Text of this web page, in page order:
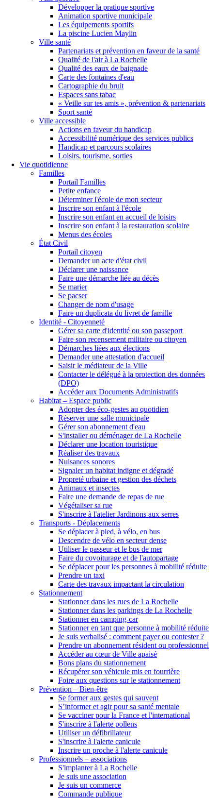
Développer la pratique sportive
Animation sportive municipale
Les équipements sportifs
La piscine Lucien Maylin
Ville santé
Partenariats et prévention en faveur de la santé
Qualité de l'air à La Rochelle
Qualité des eaux de baignade
Carte des fontaines d'eau
Cartographie du bruit
Espaces sans tabac
« Veille sur tes amis », prévention & partenariats
Sport santé
Ville accessible
Actions en faveur du handicap
Accessibilité numérique des services publics
Handicap et parcours scolaires
Loisirs, tourisme, sorties
Vie quotidienne
Familles
Portail Familles
Petite enfance
Déterminer l'école de mon secteur
Inscrire son enfant à l'école
Inscrire son enfant en accueil de loisirs
Inscrire son enfant à la restauration scolaire
Menus des écoles
État Civil
Portail citoyen
Demander un acte d'état civil
Déclarer une naissance
Faire une démarche liée au décès
Se marier
Se pacser
Changer de nom d'usage
Faire un duplicata du livret de famille
Identité - Citoyenneté
Gérer sa carte d'identité ou son passeport
Faire son recensement militaire ou citoyen
Démarches liées aux élections
Demander une attestation d'accueil
Saisir le médiateur de la Ville
Contacter le délégué à la protection des données
(DPO)
Accéder aux Documents Administratifs
Habitat – Espace public
Adopter des éco-gestes au quotidien
Réserver une salle municipale
Gérer son abonnement d'eau
S'installer ou déménager de La Rochelle
Déclarer une location touristique
Réaliser des travaux
Nuisances sonores
Signaler un habitat indigne et dégradé
Propreté urbaine et gestion des déchets
Animaux et insectes
Faire une demande de repas de rue
Végétaliser sa rue
S'inscrire à l'atelier Jardinons aux serres
Transports - Déplacements
Se déplacer à pied, à vélo, en bus
Descendre de vélo en secteur dense
Utiliser le passeur et le bus de mer
Faire du covoiturage et de l'autopartage
Se déplacer pour les personnes à mobilité réduite
Prendre un taxi
Carte des travaux impactant la circulation
Stationnement
Stationner dans les rues de La Rochelle
Stationner dans les parkings de La Rochelle
Stationner en camping-car
Stationner en tant que personne à mobilité réduite
Je suis verbalisé : comment payer ou contester ?
Prendre un abonnement résident ou professionnel
Accéder au cœur de Ville apaisé
Bons plans du stationnement
Récupérer son véhicule mis en fourrière
Foire aux questions sur le stationnement
Prévention – Bien-être
Se former aux gestes qui sauvent
S’informer et agir pour sa santé mentale
Se vacciner pour la France et l'international
S'inscrire à l'alerte pollens
Utiliser un défibrillateur
S'inscrire à l'alerte canicule
Inscrire un proche à l'alerte canicule
Professionnels – associations
S'implanter à La Rochelle
Je suis une association
Je suis un commerce
Commande publique